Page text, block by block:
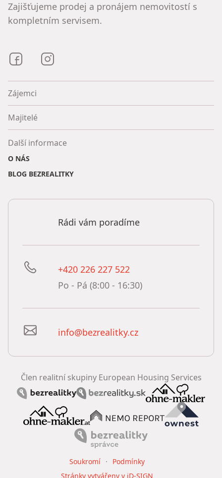
Zajišťujeme prodej a pronájem nemovitostí s
kompletním servisem.
Bezrealitky na Facebooku
Zájemci
Majitelé
Další informace
O NÁS
BLOG BEZREALITKY
Rádi vám poradíme
+420 226 227 522
Po - Pá (8:00 - 16:30)
info@bezrealitky.cz
Člen realitní skupiny European Housing Services
Soukromí
Podmínky
Stránky vytvářeny v iD-SIGN